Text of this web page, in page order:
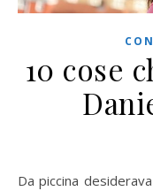
10 cose
Da piccina desiderava di essere una principessa delle fate